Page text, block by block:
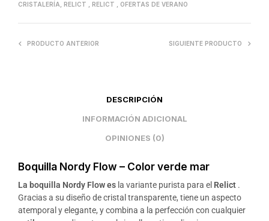
CRISTALERÍA
RELICT RELICT OFERTAS DE VERANO
PRODUCTO ANTERIOR SIGUIENTE PRODUCTO
DESCRIPCIÓN
INFORMACIÓN ADICIONAL
OPINIONES (0)
Boquilla Nordy Flow – Color verde mar
La boquilla Nordy Flow es la variante purista para el Relict .
Gracias a su diseño de cristal transparente, tiene un aspecto
atemporal y elegante, y combina a la perfección con cualquier